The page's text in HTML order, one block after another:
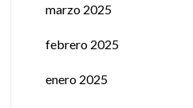
marzo 2025
febrero 2025
enero 2025